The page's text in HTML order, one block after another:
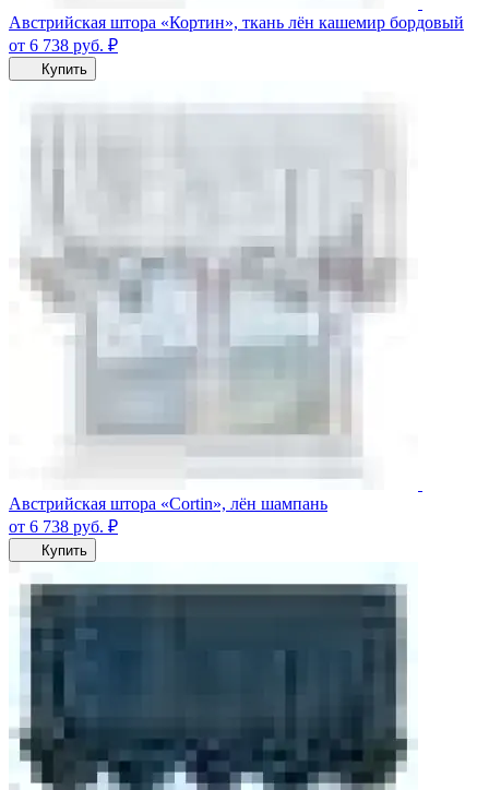
Австрийская штора «Кортин», ткань лён кашемир бордовый
от 6 738 руб. ₽
Купить
Австрийская штора «Cortin», лён шампань
от 6 738 руб. ₽
Купить